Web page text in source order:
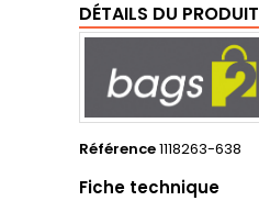
DÉTAILS DU PRODUIT
Référence1118263-638
Fiche technique